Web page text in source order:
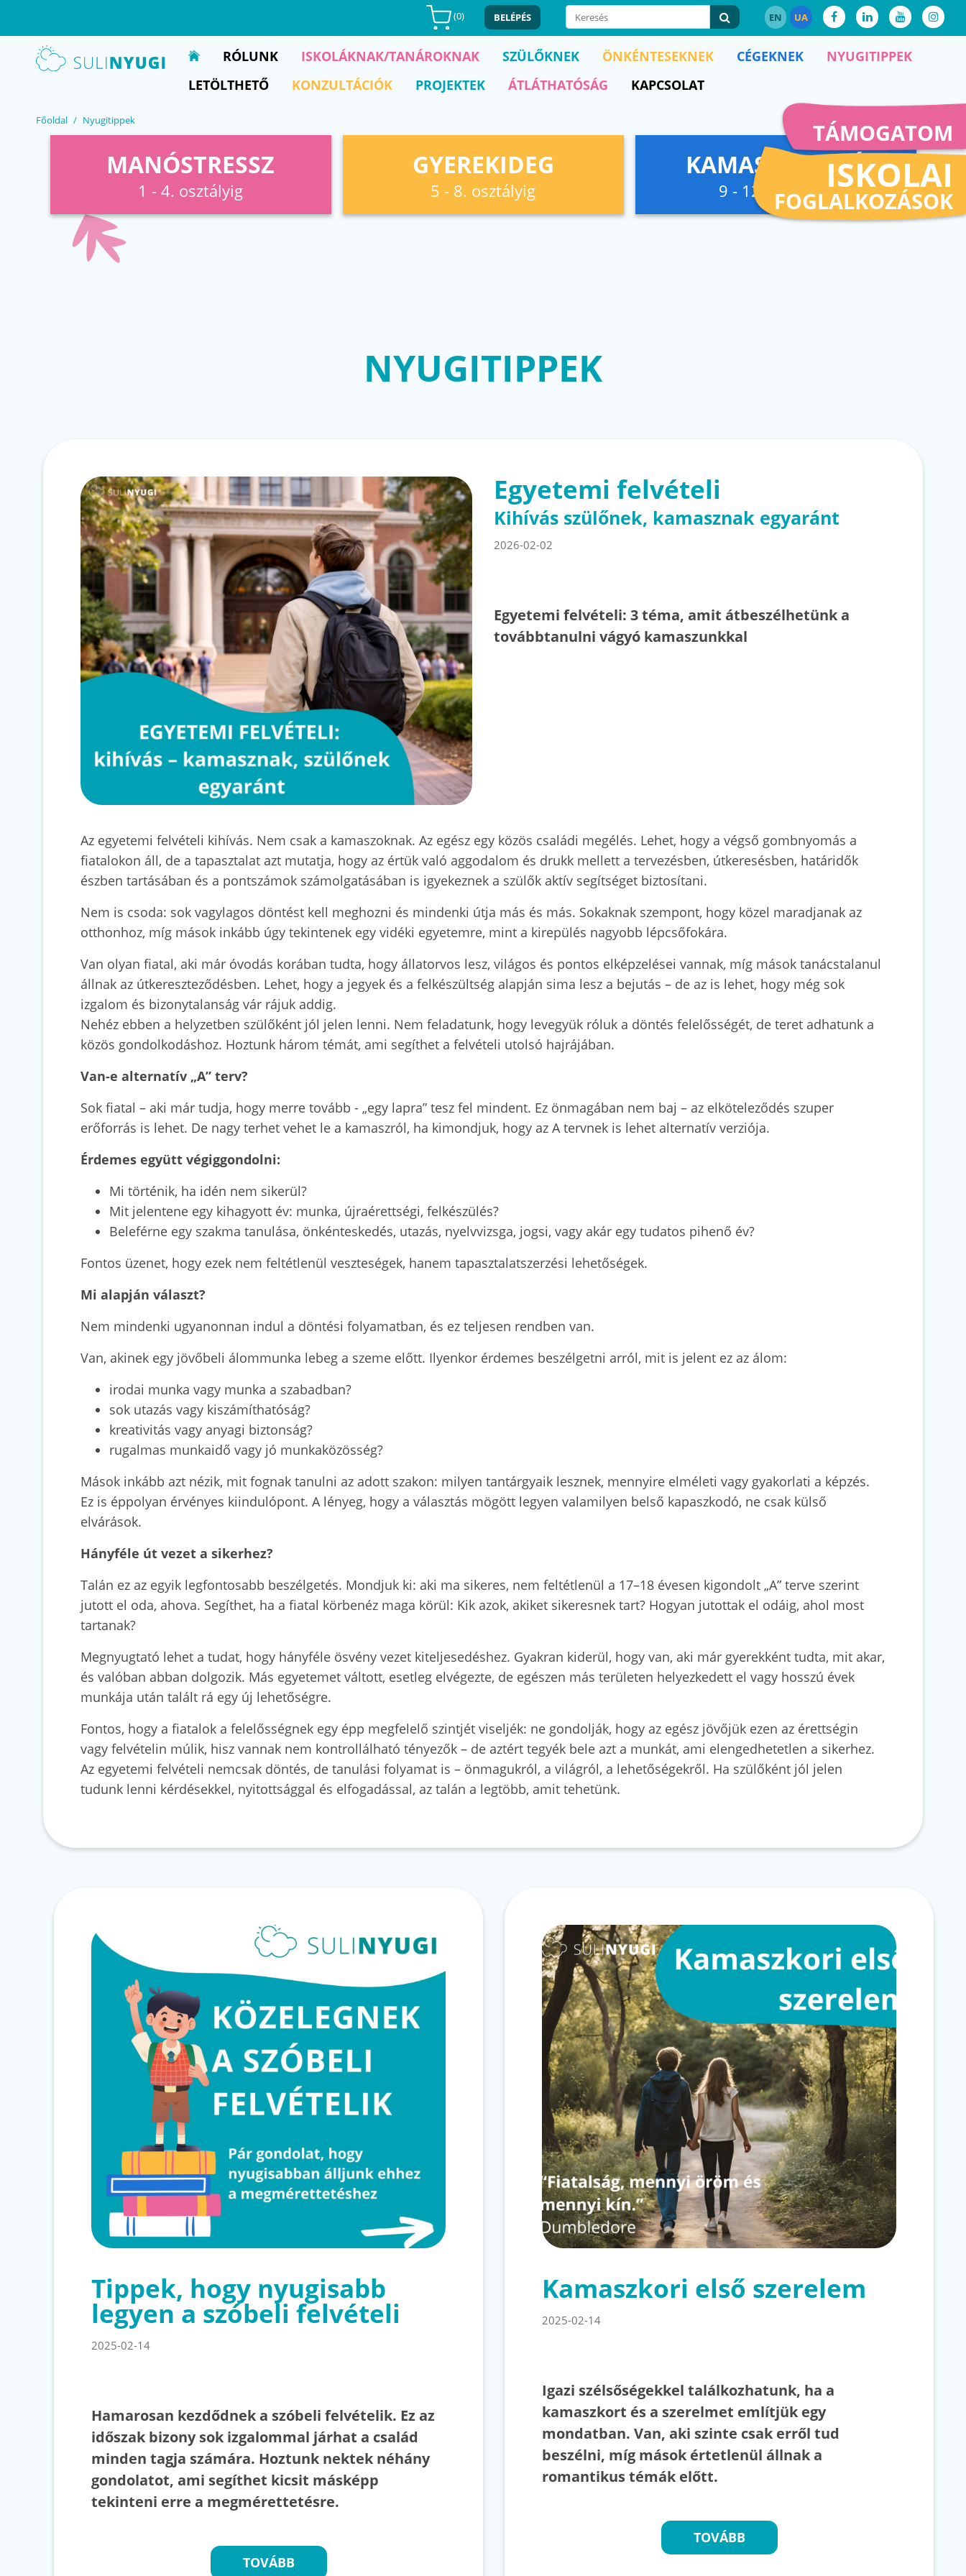
(0) BELÉPÉS EN UA
TÁMOGATOM
ISKOLAI
FOGLALKOZÁSOK
RÓLUNK ISKOLÁKNAK/TANÁROKNAK SZÜLŐKNEK ÖNKÉNTESEKNEK CÉGEKNEK
NYUGITIPPEK
LETÖLTHETŐ
KONZULTÁCIÓK PROJEKTEK ÁTLÁTHATÓSÁG KAPCSOLAT
Főoldal Nyugitippek
MANÓSTRESSZ
1 - 4. osztályig
GYEREKIDEG
5 - 8. osztályig
KAMASZFESZKÓ
9 - 12. osztályig
NYUGITIPPEK
Egyetemi felvételi
Kihívás szülőnek, kamasznak egyaránt
2026-02-02
Egyetemi felvételi: 3 téma, amit átbeszélhetünk a
továbbtanulni vágyó kamaszunkkal
Az egyetemi felvételi kihívás. Nem csak a kamaszoknak. Az egész egy közös családi megélés. Lehet, hogy a végső gombnyomás a
fiatalokon áll, de a tapasztalat azt mutatja, hogy az értük való aggodalom és drukk mellett a tervezésben, útkeresésben, határidők
észben tartásában és a pontszámok számolgatásában is igyekeznek a szülők aktív segítséget biztosítani.
Nem is csoda: sok vagylagos döntést kell meghozni és mindenki útja más és más. Sokaknak szempont, hogy közel maradjanak az
otthonhoz, míg mások inkább úgy tekintenek egy vidéki egyetemre, mint a kirepülés nagyobb lépcsőfokára.
Van olyan fiatal, aki már óvodás korában tudta, hogy állatorvos lesz, világos és pontos elképzelései vannak, míg mások tanácstalanul
állnak az útkereszteződésben. Lehet, hogy a jegyek és a felkészültség alapján sima lesz a bejutás – de az is lehet, hogy még sok
izgalom és bizonytalanság vár rájuk addig.
Nehéz ebben a helyzetben szülőként jól jelen lenni. Nem feladatunk, hogy levegyük róluk a döntés felelősségét, de teret adhatunk a
közös gondolkodáshoz. Hoztunk három témát, ami segíthet a felvételi utolsó hajrájában.
Van-e alternatív „A” terv?
Sok fiatal – aki már tudja, hogy merre tovább - „egy lapra” tesz fel mindent. Ez önmagában nem baj – az elköteleződés szuper
erőforrás is lehet. De nagy terhet vehet le a kamaszról, ha kimondjuk, hogy az A tervnek is lehet alternatív verziója.
Érdemes együtt végiggondolni:
Mi történik, ha idén nem sikerül?
Mit jelentene egy kihagyott év: munka, újraérettségi, felkészülés?
Beleférne egy szakma tanulása, önkénteskedés, utazás, nyelvvizsga, jogsi, vagy akár egy tudatos pihenő év?
Fontos üzenet, hogy ezek nem feltétlenül veszteségek, hanem tapasztalatszerzési lehetőségek.
Mi alapján választ?
Nem mindenki ugyanonnan indul a döntési folyamatban, és ez teljesen rendben van.
Van, akinek egy jövőbeli álommunka lebeg a szeme előtt. Ilyenkor érdemes beszélgetni arról, mit is jelent ez az álom:
irodai munka vagy munka a szabadban?
sok utazás vagy kiszámíthatóság?
kreativitás vagy anyagi biztonság?
rugalmas munkaidő vagy jó munkaközösség?
Mások inkább azt nézik, mit fognak tanulni az adott szakon: milyen tantárgyaik lesznek, mennyire elméleti vagy gyakorlati a képzés.
Ez is éppolyan érvényes kiindulópont. A lényeg, hogy a választás mögött legyen valamilyen belső kapaszkodó, ne csak külső
elvárások.
Hányféle út vezet a sikerhez?
Talán ez az egyik legfontosabb beszélgetés. Mondjuk ki: aki ma sikeres, nem feltétlenül a 17–18 évesen kigondolt „A” terve szerint
jutott el oda, ahova. Segíthet, ha a fiatal körbenéz maga körül: Kik azok, akiket sikeresnek tart? Hogyan jutottak el odáig, ahol most
tartanak?
Megnyugtató lehet a tudat, hogy hányféle ösvény vezet kiteljesedéshez. Gyakran kiderül, hogy van, aki már gyerekként tudta, mit akar,
és valóban abban dolgozik. Más egyetemet váltott, esetleg elvégezte, de egészen más területen helyezkedett el vagy hosszú évek
munkája után talált rá egy új lehetőségre.
Fontos, hogy a fiatalok a felelősségnek egy épp megfelelő szintjét viseljék: ne gondolják, hogy az egész jövőjük ezen az érettségin
vagy felvételin múlik, hisz vannak nem kontrollálható tényezők – de aztért tegyék bele azt a munkát, ami elengedhetetlen a sikerhez.
Az egyetemi felvételi nemcsak döntés, de tanulási folyamat is – önmagukról, a világról, a lehetőségekről. Ha szülőként jól jelen
tudunk lenni kérdésekkel, nyitottsággal és elfogadással, az talán a legtöbb, amit tehetünk.
Tippek, hogy nyugisabb
legyen a szóbeli felvételi
2025-02-14
Hamarosan kezdődnek a szóbeli felvételik. Ez az
időszak bizony sok izgalommal járhat a család
minden tagja számára. Hoztunk nektek néhány
gondolatot, ami segíthet kicsit másképp
tekinteni erre a megmérettetésre.
TOVÁBB
Kamaszkori első szerelem
2025-02-14
Igazi szélsőségekkel találkozhatunk, ha a
kamaszkort és a szerelmet említjük egy
mondatban. Van, aki szinte csak erről tud
beszélni, míg mások értetlenül állnak a
romantikus témák előtt.
TOVÁBB